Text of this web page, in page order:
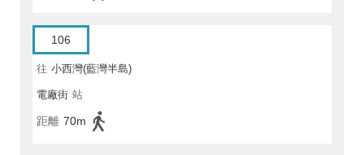
106
往 小西灣(藍灣半島)
電廠街 站
距離 70m